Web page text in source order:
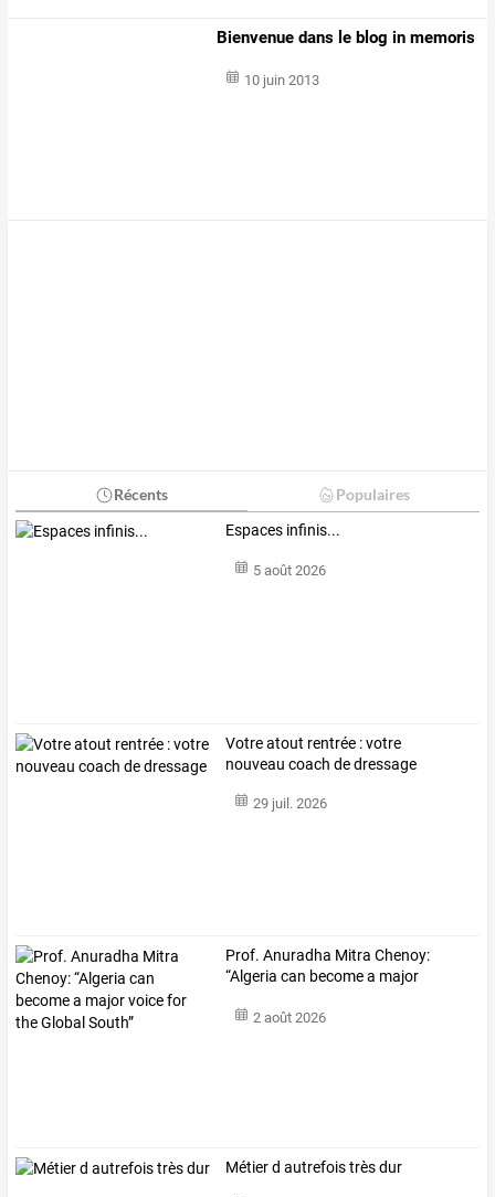
Bienvenue dans le blog in memoris
10 juin 2013
Récents Populaires
Espaces infinis...
5 août 2026
Votre atout rentrée : votre
nouveau coach de dressage
29 juil. 2026
Prof. Anuradha Mitra Chenoy:
“Algeria can becomea major
2 août 2026
Métier d autrefois très dur